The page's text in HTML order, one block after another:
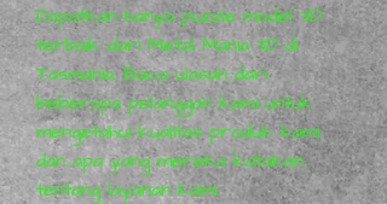
Dapatkan hanya puzzle model 3D
terbaik dari Metal Mania 3D di
Tasmania. Baca ulasan dari
beberapa pelanggan kami untuk
mengetahui kualitas produk kami
dan apa yang mereka katakan
tentang layanan kami.